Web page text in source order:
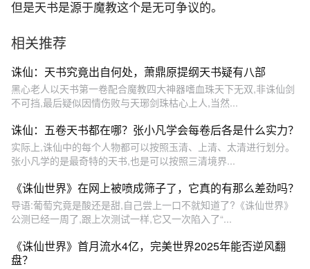
但是天书是源于魔教这个是无可争议的。
相关推荐
诛仙：天书究竟出自何处，萧鼎原提纲天书疑有八部
黑心老人以天书第一卷配合魔教四大神器嗜血珠天下无双,非诛仙剑
不可挡,最后疑似因情伤败与天琊剑珠枯心上人,当然...
诛仙：五卷天书都在哪？张小凡学会每卷后各是什么实力？
实际上,诛仙中的每个人物都可以按照玉清、上清、太清进行划分。
张小凡学的是最奇特的天书,也是可以按照三清境界...
《诛仙世界》在网上被喷成筛子了，它真的有那么差劲吗？
导语:葡萄究竟是酸还是甜,自己尝上一口不就知道了?《诛仙世界》
公测已经一周了,跟上次测试一样,它又一次陷入了“...
《诛仙世界》首月流水4亿，完美世界2025年能否逆风翻
盘？